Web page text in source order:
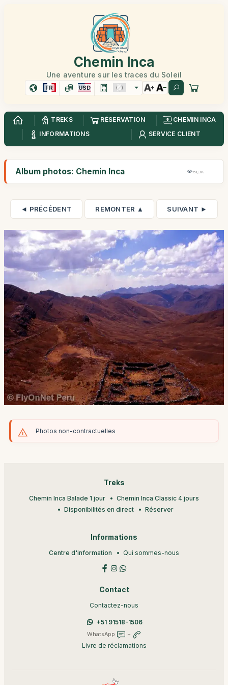
Chemin Inca
Une aventure sur les traces du Soleil
FR USD
TREKS RÉSERVATION
CHEMIN INCA
INFORMATIONS
SERVICE CLIENT
Album photos: Chemin Inca 51,3K
◄ PRÉCÉDENT REMONTER ▲ SUIVANT ►
Photos non-contractuelles
Treks
Chemin Inca Balade 1 jour
Chemin Inca Classic 4 jours
Disponibilités en direct
Réserver
Informations
Centre d'information Qui sommes-nous
Contact
Contactez-nous
+51 91518-1506
WhatsApp +
Livre de réclamations